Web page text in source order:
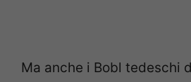
Ma anche i Bobl tedeschi